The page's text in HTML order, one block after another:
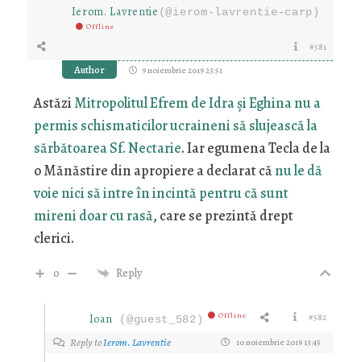
Ierom. Lavrentie (@ierom-lavrentie-carp)
Offline
#581
Author 9 noiembrie 2019 23:51
Astăzi Mitropolitul Efrem de Idra și Eghina nu a
permis schismaticilor ucraineni să slujească la
sărbătoarea Sf. Nectarie. Iar egumena Tecla de la
o Mănăstire din apropiere a declarat cănu le dă
voie nici să intre în incintă pentru că sunt
mireni doar cu rasă, care se prezintă drept
clerici.
0 Reply
Ioan (@guest_582) Offline #582
Reply toIerom. Lavrentie 10 noiembrie 2019 13:45